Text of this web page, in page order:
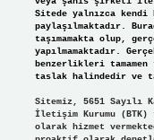
Sitede yalnızca kendi
paylaşılmaktadır.
taşımamakta olup,
yapılmamaktadır.
benzerlikleri
taslak halindedir ve
Sitemiz, 5651 Sayılı
İletişim Kurumu (BTK)
olarak hizmet